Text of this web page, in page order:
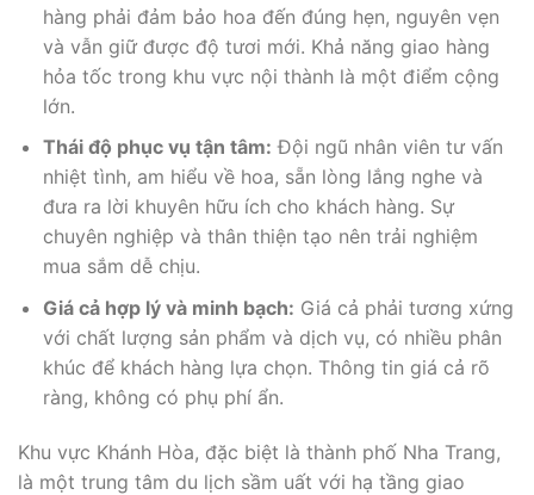
hàng phải đảm bảo hoa đến đúng hẹn, nguyên vẹn
và vẫn giữ được độ tươi mới. Khả năng giao hàng
hỏa tốc trong khu vực nội thành là một điểm cộng
lớn.
Thái độ phục vụ tận tâm: Đội ngũ nhân viên tư vấn
nhiệt tình, am hiểu về hoa, sẵn lòng lắng nghe và
đưa ra lời khuyên hữu ích cho khách hàng. Sự
chuyên nghiệp và thân thiện tạo nên trải nghiệm
mua sắm dễ chịu.
Giá cả hợp lý và minh bạch: Giá cả phải tương xứng
với chất lượng sản phẩm và dịch vụ, có nhiều phân
khúc để khách hàng lựa chọn. Thông tin giá cả rõ
ràng, không có phụ phí ẩn.
Khu vực Khánh Hòa, đặc biệt là thành phố Nha Trang,
là một trung tâm du lịch sầm uất với hạ tầng giao